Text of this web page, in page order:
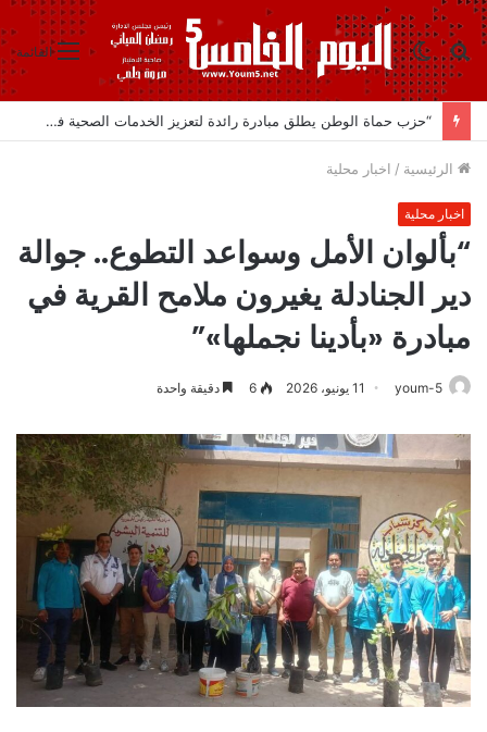
القائمة
بحث
عن
الوضع
المظلم
“حزب حماة الوطن يطلق مبادرة رائدة لتعزيز الخدمات الصحية في البحيرة تحت قيادة هامة
الرئيسية / اخبار محلية
اخبار محلية
“بألوان الأمل وسواعد التطوع.. جوالة
دير الجنادلة يغيرون ملامح القرية في
مبادرة «بأدينا نجملها»”
youm-5 11 يونيو، 2026 6 دقيقة واحدة